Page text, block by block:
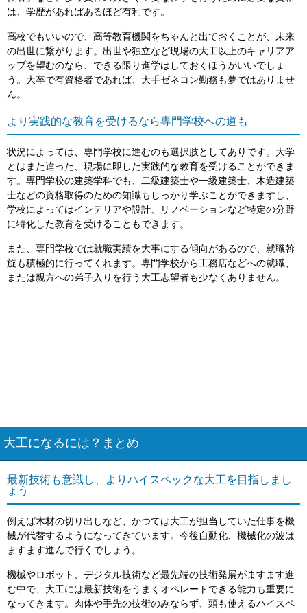
は、学歴があればあるほど有利です。
高校でもいいので、高等教育機関をちゃんと出ておくことが、未来
の出世に繋がります。出世や独立など現場の大工以上のキャリアア
ップを望むのなら、できる限り進学はしておくほうがいいでしょ
う。大卒で有資格者であれば、大手ゼネコン勤務も夢ではありませ
ん。
より実践的な教育を受けるなら専門学校への道も
状況によっては、専門学校に進むのも選択肢としてありです。大学
とはまた違った、現場に即した実践的な教育を受けることができま
す。専門学校の建築学科でも、二級建築士や一級建築士、木造建築
士などの資格取得のための知識もしっかり学ぶことができますし、
学校によってはインテリアや設計、リノベーションなど特定の分野
に特化した教育を受けることもできます。
また、専門学校では就職実績を大事にする傾向があるので、就職斡
旋も積極的に行ってくれます。専門学校から工務店などへの就職、
または親方への弟子入りを行う大工志望者も少なくありません。
大工になるには？まとめ
最新技術も意識し、よりハイスペックな大工を目指しまし
ょう
例えば木材の切り出しなど、かつては大工が担当していた仕事を機
械が代替するようになってきています。今後自動化、機械化の波は
ますます進んで行くでしょう。
機械やロボット、デジタル技術など最先端の技術発展がますます進
む中で、大工には最新技術をうまくオペレートできる能力も重要に
なってきます。肉体や手先の技術のみならず、頭も使えるハイスペ